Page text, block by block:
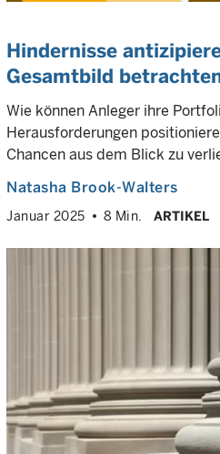
Hindernisse
Gesamtbild
Wie können Anleger ihre
Herausforderungen
Chancen aus dem Blick zu
Natasha Brook-Walters
Januar 2025 8 Min. ARTIKEL